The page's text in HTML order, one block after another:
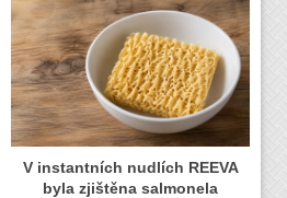
V instantních nudlích REEVA
byla zjištěna salmonela